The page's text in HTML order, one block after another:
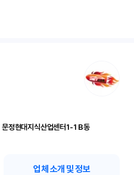
업체 소개 및 정보